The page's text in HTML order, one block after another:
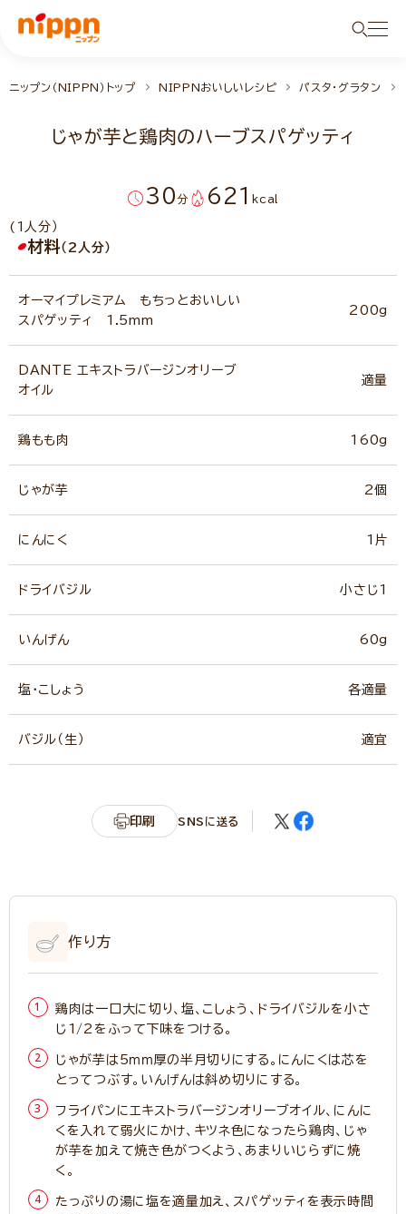
ニップン（NIPPN）トップ NIPPNおいしいレシピ パスタ・グラタン
じゃが芋と鶏肉のハーブスパゲッティ
30 分 621kcal
(1人分）
材料（2人分）
オーマイプレミアム もちっとおいしい
スパゲッティ 1.5mm
200g
DANTE エキストラバージンオリーブ
オイル
適量
鶏もも肉 160g
じゃが芋 2個
にんにく 1片
ドライバジル 小さじ1
いんげん 60g
塩・こしょう 各適量
バジル（生） 適宜
印刷 SNSに送る
作り方
鶏肉は一口大に切り、塩、こしょう、ドライバジルを小さ
じ1/2をふって下味をつける。
じゃが芋は5ｍｍ厚の半月切りにする。にんにくは芯を
とってつぶす。いんげんは斜め切りにする。
フライパンにエキストラバージンオリーブオイル、にんに
くを入れて弱火にかけ、キツネ色になったら鶏肉、じゃ
が芋を加えて焼き色がつくよう、あまりいじらずに焼
く。
たっぷりの湯に塩を適量加え、スパゲッティを表示時間